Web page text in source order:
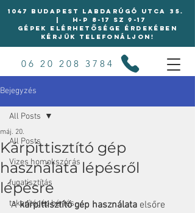
1047 BUDAPEST LABDARÚGÓ UTCA 35.
| H-P 8-17 Sz 9-17
Gépek elérhetősége érdekében
kérjük telefonáljon!
06 20 208 3784
Bejegyzés
All Posts
Vizes homokszórás
fugatisztítás
takarítógép bérlés
All Posts
Kárpittisztító gép
használata lépésről
lépésre
máj. 20.
A kárpittisztító gép használata elsőre